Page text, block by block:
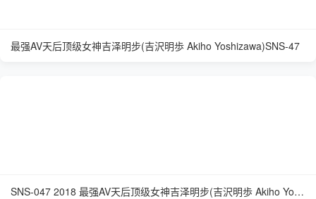
最强AV天后顶级女神吉泽明步(吉沢明歩 Akiho Yoshizawa)SNS-47
SNS-047 2018 最强AV天后顶级女神吉泽明步(吉沢明歩 Akiho Yoshizawa)